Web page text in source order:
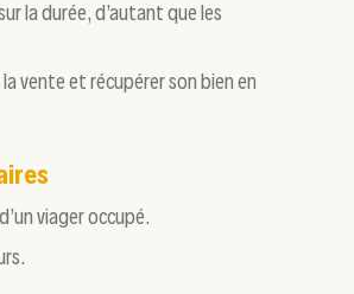
la durée, d’autant que les
vente et récupérer son bien en
viager occupé.